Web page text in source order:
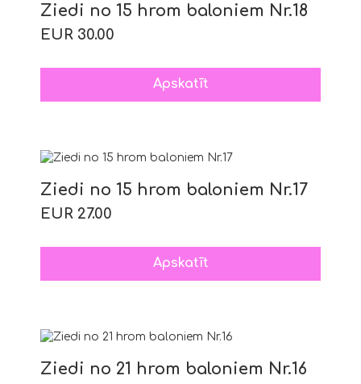
Ziedi no 15 hrom baloniem Nr.18
EUR 30.00
Apskatīt
Ziedi no 15 hrom baloniem Nr.17
EUR 27.00
Apskatīt
Ziedi no 21 hrom baloniem Nr.16